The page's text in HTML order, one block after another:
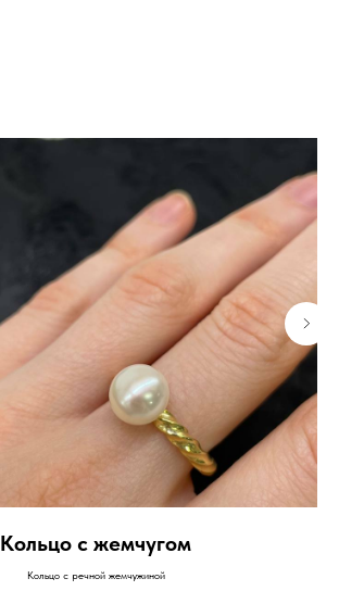
Кольцо с жемчугом
Кольцо с речной жемчужиной